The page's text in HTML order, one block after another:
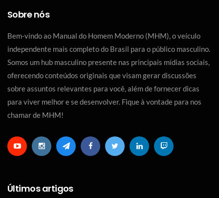
Manual do Homem Moderno
Sobre nós
Bem-vindo ao Manual do Homem Moderno (MHM), o veículo
independente mais completo do Brasil para o público masculino.
Somos um hub masculino presente nas principais mídias sociais,
oferecendo conteúdos originais que visam gerar discussões
sobre assuntos relevantes para você, além de fornecer dicas
para viver melhor e se desenvolver. Fique à vontade para nos
chamar de MHM!
Últimos artigos